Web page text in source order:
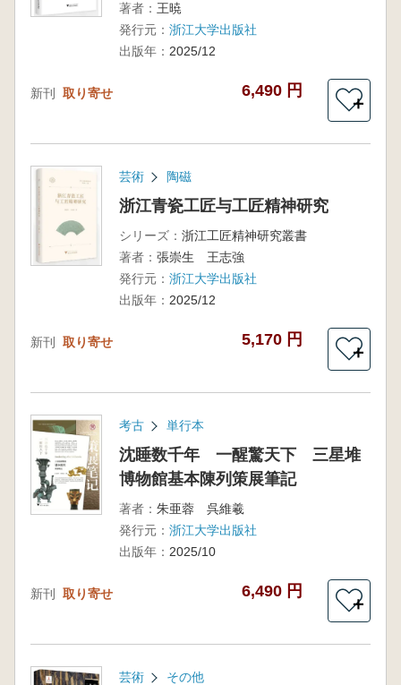
著者： 王暁
発行元： 浙江大学出版社
出版年： 2025/12
新刊 取り寄せ 6,490 円
＋
芸術 陶磁
浙江青瓷工匠与工匠精神研究
シリーズ： 浙江工匠精神研究叢書
著者： 張崇生 王志強
発行元： 浙江大学出版社
出版年： 2025/12
新刊 取り寄せ 5,170 円
＋
考古 単行本
沈睡数千年 一醒驚天下 三星堆
博物館基本陳列策展筆記
著者： 朱亜蓉 呉維羲
発行元： 浙江大学出版社
出版年： 2025/10
新刊 取り寄せ 6,490 円
＋
芸術 その他